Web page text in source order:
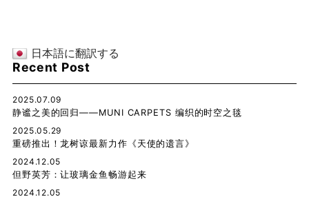
日本語に翻訳する
Recent Post
2025.07.09
静谧之美的回归——MUNI CARPETS 编织的时空之毯
2025.05.29
重磅推出！龙树谅最新力作《天使的遗言》
2024.12.05
但野英芳：让玻璃金鱼畅游起来
2024.12.05